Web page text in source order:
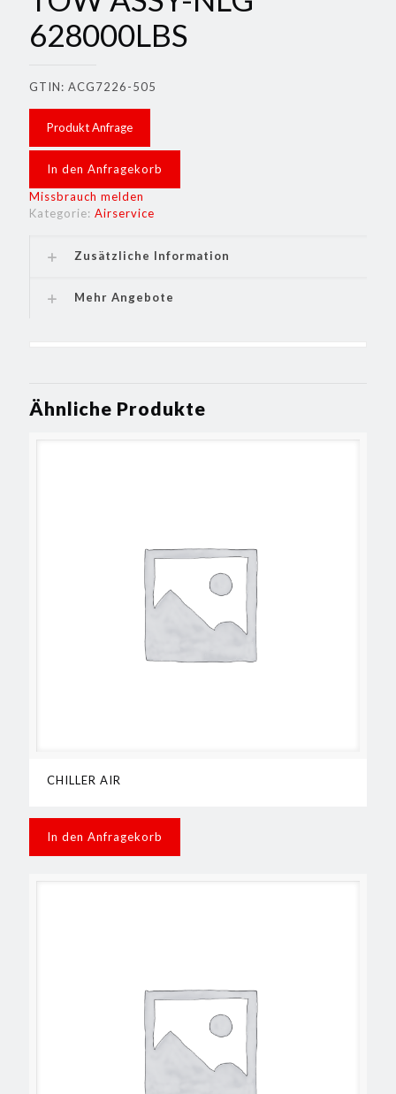
628000LBS
GTIN: ACG7226-505
Produkt Anfrage
In den Anfragekorb
Missbrauch melden
Kategorie: Airservice
Zusätzliche Information
Mehr Angebote
Ähnliche Produkte
CHILLER AIR
In den Anfragekorb